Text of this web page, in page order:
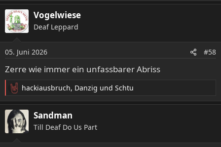
a
k
t
i
o
n
e
n
Vogelwiese
Deaf Leppard
05. Juni 2026 #58
Zerre wie immer ein unfassbarer Abriss
R
e
a
k
t
hackiausbruch, Danzig und Schtu
Sandman
Till Deaf Do Us Part